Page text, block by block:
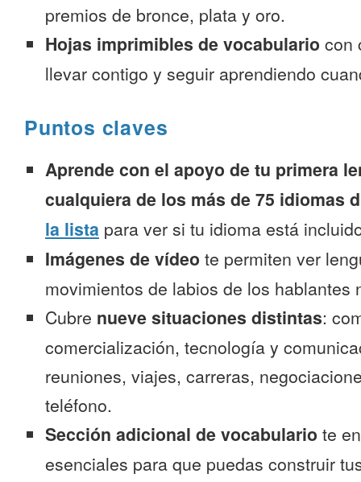
premios de bronce, plata y oro.
Hojas imprimibles de vocabulario con
llevar contigo y seguir aprendiendo
Puntos claves
Aprende con el apoyo de tu primera
cualquiera de los más de 75 idiomas
la lista para ver si tu idioma está
Imágenes de vídeo te permiten ver
movimientos de labios de los hablantes
Cubre nueve situaciones distintas:
comercialización, tecnología y
reuniones, viajes, carreras,
teléfono.
Sección adicional de vocabulario te
esenciales para que puedas construir